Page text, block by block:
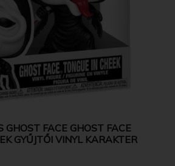
GHOST FACE GHOST FACE
GYŰJTŐI VINYL KARAKTER